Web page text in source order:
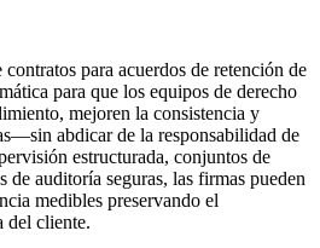
para acuerdos de retención de
para que los equipos de derecho
mejoren la consistencia y
abdicar de la responsabilidad de
estructurada, conjuntos de
de auditoría seguras, las firmas pueden
medibles preservando el
del cliente.